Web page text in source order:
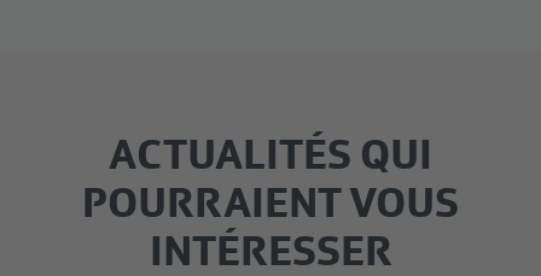
ACTUALITÉS QUI
POURRAIENT VOUS
INTÉRESSER